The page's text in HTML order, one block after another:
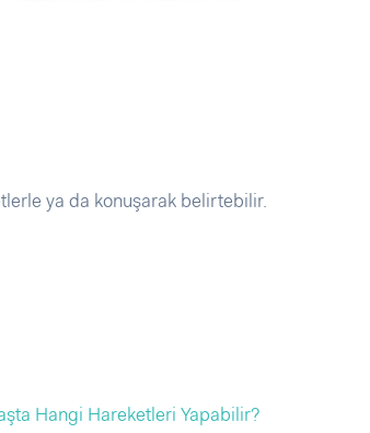
ya da konuşarak belirtebilir.
Hangi Hareketleri Yapabilir?